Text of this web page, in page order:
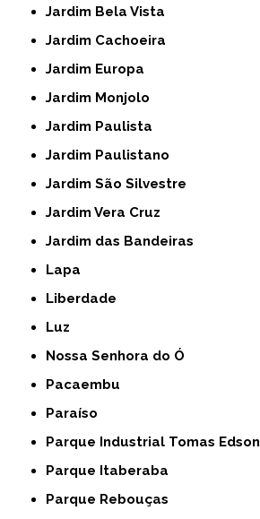
Jardim Bela Vista
Jardim Cachoeira
Jardim Europa
Jardim Monjolo
Jardim Paulista
Jardim Paulistano
Jardim São Silvestre
Jardim Vera Cruz
Jardim das Bandeiras
Lapa
Liberdade
Luz
Nossa Senhora do Ó
Pacaembu
Paraíso
Parque Industrial Tomas Edson
Parque Itaberaba
Parque Rebouças